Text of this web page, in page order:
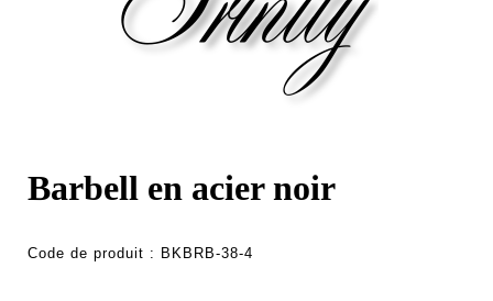
Barbell en acier noir
Code de produit : BKBRB-38-4